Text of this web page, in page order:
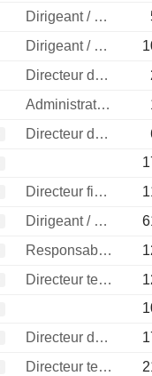
Dirigeant / cadre principal
Dirigeant / cadre principal
Directeur des operations
Administrateur
Directeur des operations
Directeur financier
Dirigeant / cadre principal
Responsable communication publique
Directeur technique
Directeur des operations
Directeur technique